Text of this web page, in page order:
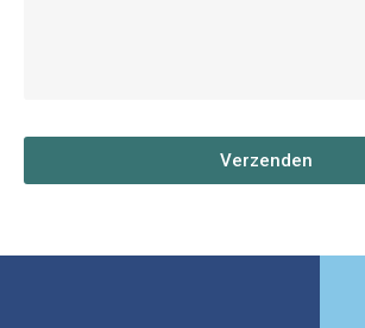
Verzenden